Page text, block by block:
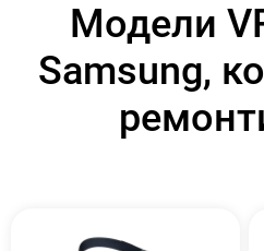
Модели
Samsung,